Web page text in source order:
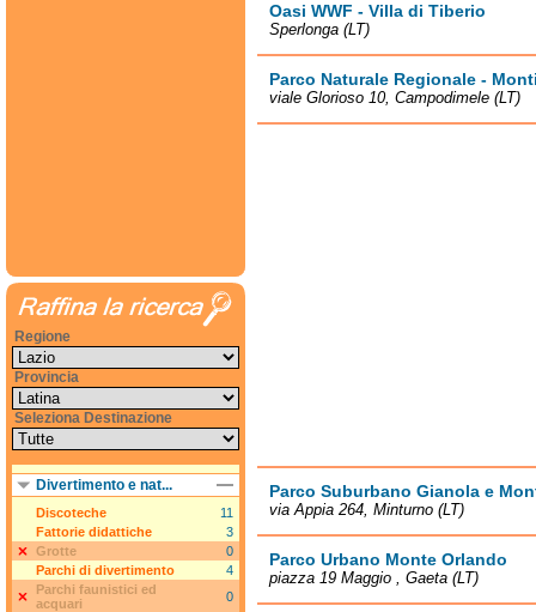
Oasi WWF - Villa di Tiberio
Sperlonga (LT)
Parco Naturale Regionale -
viale Glorioso 10, Campodimele (LT)
Parco Suburbano Gianola e
via Appia 264, Minturno (LT)
Parco Urbano Monte Orlando
piazza 19 Maggio , Gaeta (LT)
Regione
Provincia
Seleziona Destinazione
Divertimento e nat...
Discoteche
11
Fattorie didattiche
3
Grotte
0
Parchi di divertimento
4
Parchi faunistici ed
acquari
0